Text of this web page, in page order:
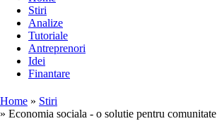
Stiri
Analize
Tutoriale
Antreprenori
Idei
Finantare
Home » Stiri
» Economia sociala - o solutie pentru comunitate